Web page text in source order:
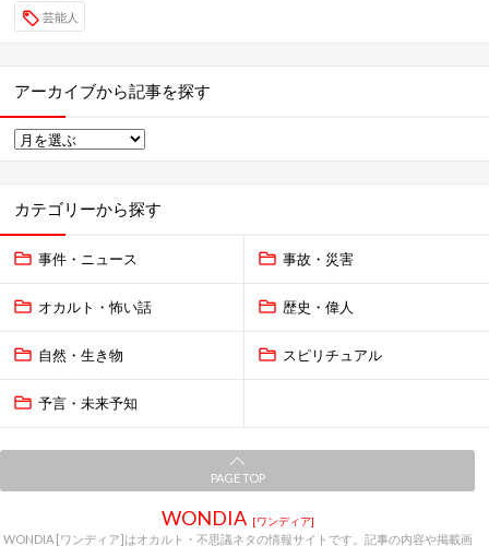
芸能人
アーカイブから記事を探す
カテゴリーから探す
事件・ニュース 事故・災害
オカルト・怖い話 歴史・偉人
自然・生き物 スピリチュアル
予言・未来予知
PAGE TOP
WONDIA [ワンディア]
WONDIA [ワンディア]はオカルト・不思議ネタの情報サイトです。記事の内容や掲載画